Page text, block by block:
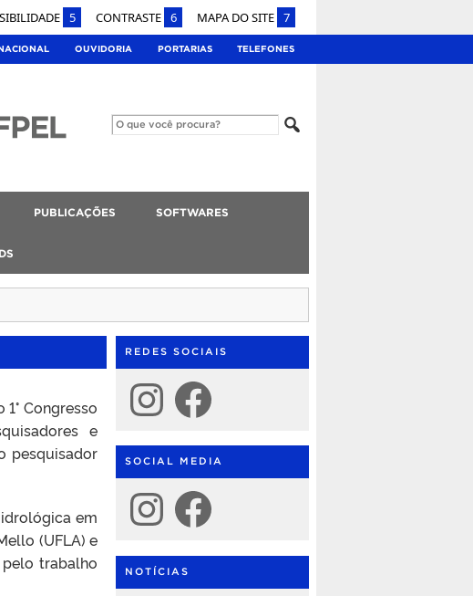
5 CONTRASTE 6 MAPA DO SITE 7
OUVIDORIA PORTARIAS TELEFONES
PUBLICAÇÕES SOFTWARES
Congresso
e
pesquisador
em
(UFLA) e
trabalho
REDES SOCIAIS
Instagram Facebook
SOCIAL MEDIA
Instagram Facebook
NOTÍCIAS